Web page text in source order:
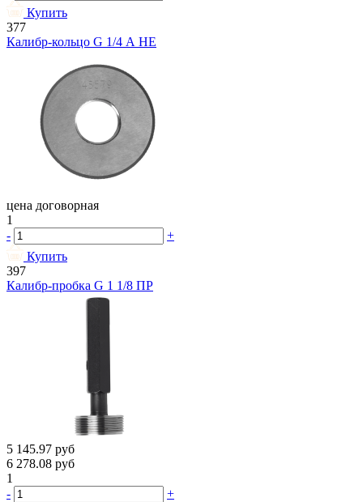
Купить
377
Калибр-кольцо G 1/4 А НЕ
цена договорная
1
-
+
Купить
397
Калибр-пробка G 1 1/8 ПР
5 145.97 руб
6 278.08 руб
1
-
+